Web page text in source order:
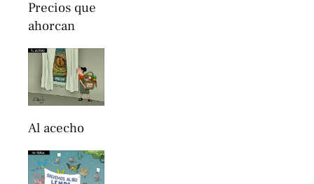
Precios que
ahorcan
Al acecho